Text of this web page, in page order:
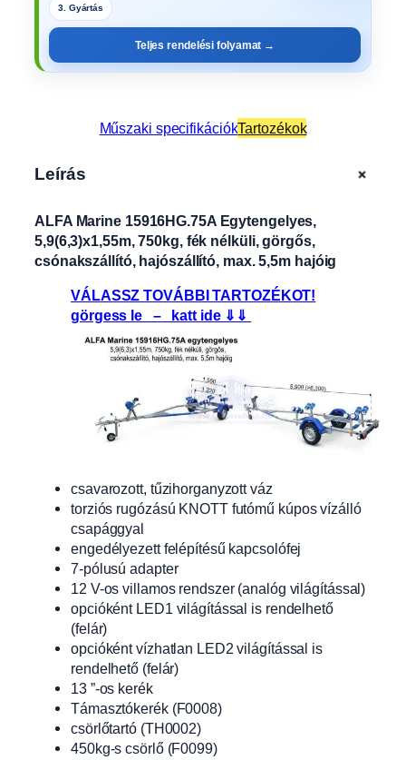
4. Műszaki vizsga
Teljes rendelési folyamat →
Műszaki specifikációkTartozékok
Leírás +
ALFA Marine 15916HG.75A Egytengelyes,
5,9(6,3)x1,55m, 750kg, fék nélküli, görgős,
csónakszállító, hajószállító, max. 5,5m hajóig
VÁLASSZ TOVÁBBI TARTOZÉKOT!
görgess le – katt ide ⇓⇓
csavarozott, tűzihorganyzott váz
torziós rugózású KNOTT futómű kúpos vízálló
csapággyal
engedélyezett felépítésű kapcsolófej
7-pólusú adapter
12 V-os villamos rendszer (analóg világítással)
opcióként LED1 világítással is rendelhető
(felár)
opcióként vízhatlan LED2 világítással is
rendelhető (felár)
13 ”-os kerék
Támasztókerék (F0008)
csörlőtartó (TH0002)
450kg-s csörlő (F0099)